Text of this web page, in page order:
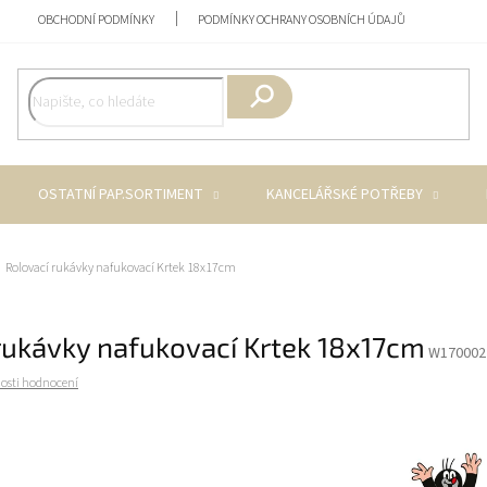
OBCHODNÍ PODMÍNKY PODMÍNKY OCHRANY OSOBNÍCH ÚDAJŮ
OSTATNÍ PAP.SORTIMENT KANCELÁŘSKÉ POTŘEBY
Rolovací rukávky nafukovací Krtek 18x17cm
nafukovací Krtek 18x17cm W170002
hodnocení